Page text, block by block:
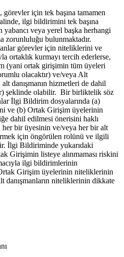
görevler için tek başına tamamen
ilgi bildirimini tek başına
yabancı veya yerel başka herhangi
zorunluluğu bulunmaktadır.
görevler için niteliklerini ve
ortaklık kurmayı tercih ederlerse,
(yani ortak girişimin tüm üyeleri
olacaktır) ve/veya Alt
danışmanın hizmetleri de dahil
şeklinde olabilir. Bir birliktelik söz
İlgi Bildirim dosyalarında (a)
ve (b) Ortak Girişim üyelerinin
dahil edilmesi önerisini haklı
bir üyesinin ve/veya her bir alt
için öngörülen rolünü ve ilgili
İlgi Bildiriminde yukarıdaki
Girişimin listeye alınmaması riskini
ilgi bildirimlerinin
Girişim üyelerinin niteliklerinin
danışmanların niteliklerinin dikkate